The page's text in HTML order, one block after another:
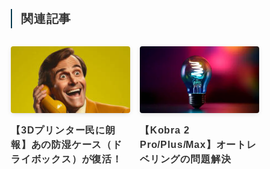
関連記事
【3Dプリンター民に朗
報】あの防湿ケース（ド
ライボックス）が復活！
【Kobra 2
Pro/Plus/Max】オートレ
ベリングの問題解決